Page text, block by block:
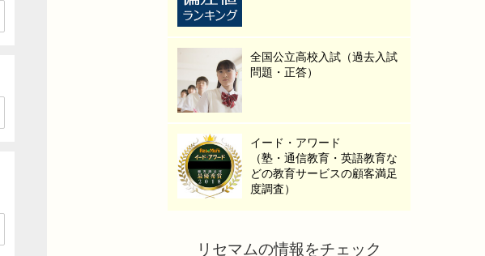
全国公立高校入試（過去入試
問題・正答）
イード・アワード
（塾・通信教育・英語教育な
どの教育サービスの顧客満足
度調査）
リセマムの情報をチェック